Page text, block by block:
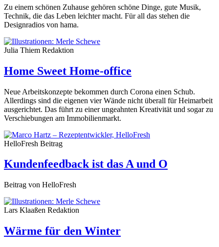
Zu einem schönen Zuhause gehören schöne Dinge, gute Musik,
Technik, die das Leben leichter macht. Für all das stehen die
Designradios von hama.
Julia Thiem Redaktion
Home Sweet Home-office
Neue Arbeitskonzepte bekommen durch Corona einen Schub.
Allerdings sind die eigenen vier Wände nicht überall für Heimarbeit
ausgerichtet. Das führt zu einer ungeahnten Kreativität und sogar zu
Verschiebungen am Immobilienmarkt.
HelloFresh Beitrag
Kundenfeedback ist das A und O
Beitrag von HelloFresh
Lars Klaaßen Redaktion
Wärme für den Winter